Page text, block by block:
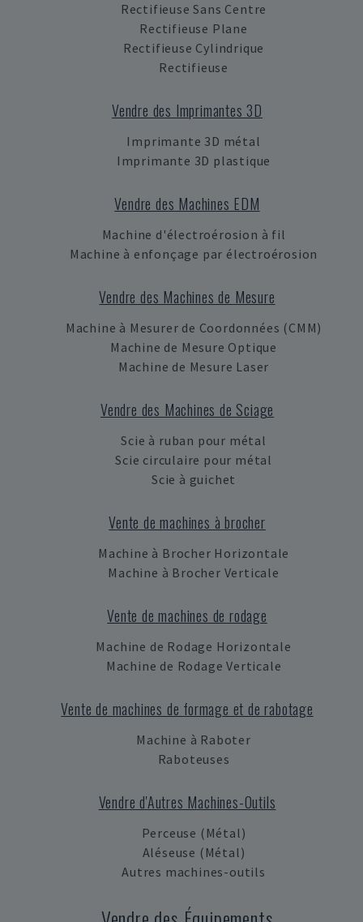
Rectifieuse Sans Centre
Rectifieuse Plane
Rectifieuse Cylindrique
Rectifieuse
Vendre des Imprimantes 3D
Imprimante 3D métal
Imprimante 3D plastique
Vendre des Machines EDM
Machine d'électroérosion à fil
Machine à enfonçage par électroérosion
Vendre des Machines de Mesure
Machine à Mesurer de Coordonnées (CMM)
Machine de Mesure Optique
Machine de Mesure Laser
Vendre des Machines de Sciage
Scie à ruban pour métal
Scie circulaire pour métal
Scie à guichet
Vente de machines à brocher
Machine à Brocher Horizontale
Machine à Brocher Verticale
Vente de machines de rodage
Machine de Rodage Horizontale
Machine de Rodage Verticale
Vente de machines de formage et de rabotage
Machine à Raboter
Raboteuses
Vendre d'Autres Machines-Outils
Perceuse (Métal)
Aléseuse (Métal)
Autres machines-outils